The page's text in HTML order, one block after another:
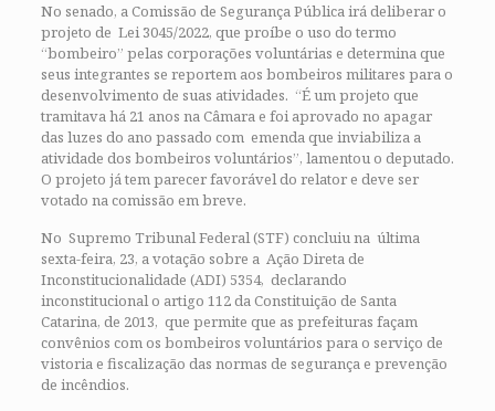
No senado, a Comissão de Segurança Pública irá deliberar o
projeto de Lei 3045/2022, que proíbe o uso do termo
“bombeiro” pelas corporações voluntárias e determina que
seus integrantes se reportem aos bombeiros militares para o
desenvolvimento de suas atividades. “É um projeto que
tramitava há 21 anos na Câmara e foi aprovado no apagar
das luzes do ano passado com emenda que inviabiliza a
atividade dos bombeiros voluntários”, lamentou o deputado.
O projeto já tem parecer favorável do relator e deve ser
votado na comissão em breve.
No Supremo Tribunal Federal (STF) concluiu na última
sexta-feira, 23, a votação sobre a Ação Direta de
Inconstitucionalidade (ADI) 5354, declarando
inconstitucional o artigo 112 da Constituição de Santa
Catarina, de 2013, que permite que as prefeituras façam
convênios com os bombeiros voluntários para o serviço de
vistoria e fiscalização das normas de segurança e prevenção
de incêndios.